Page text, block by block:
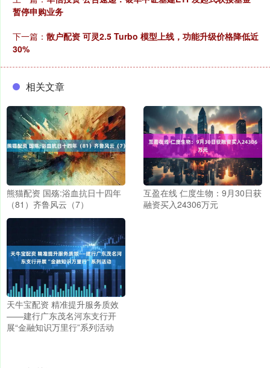
暂停申购业务
下一篇： 散户配资 可灵2.5 Turbo 模型上线，功能升级价格降低近
30%
相关文章
熊猫配资 国殇:浴血抗日十四年
（81）齐鲁风云（7）
互盈在线 仁度生物：9月30日获
融资买入24306万元
天牛宝配资 精准提升服务质效
——建行广东茂名河东支行开
展“金融知识万里行”系列活动